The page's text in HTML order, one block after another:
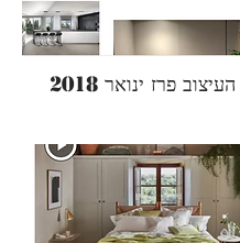
פרז ינואר 2018